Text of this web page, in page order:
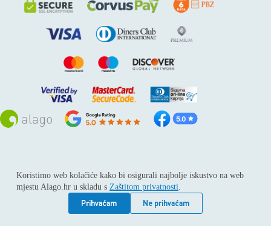
Koristimo web kolačiće kako bi osigurali najbolje iskustvo na web
mjestu Alago.hr u skladu s Zaštitom privatnosti.
Prihvaćam
Ne prihvaćam
Sva prava pridržana © 2026
Alago
ALAGO d.o.o. trgovina, usluge i zastupanje stranih tvrtki /
Adresa: Horvati 112, 10436 Rakov potok / Telefon: +385 1
6539 392 / E-mail: kontakt@alago.hr / Podaci o subjektu:
Subjekt je upisan kod Trgovačkog suda u Zagrebu pod
reg.uloškom broj 1-53420. / MBS: 080046630 / OIB: